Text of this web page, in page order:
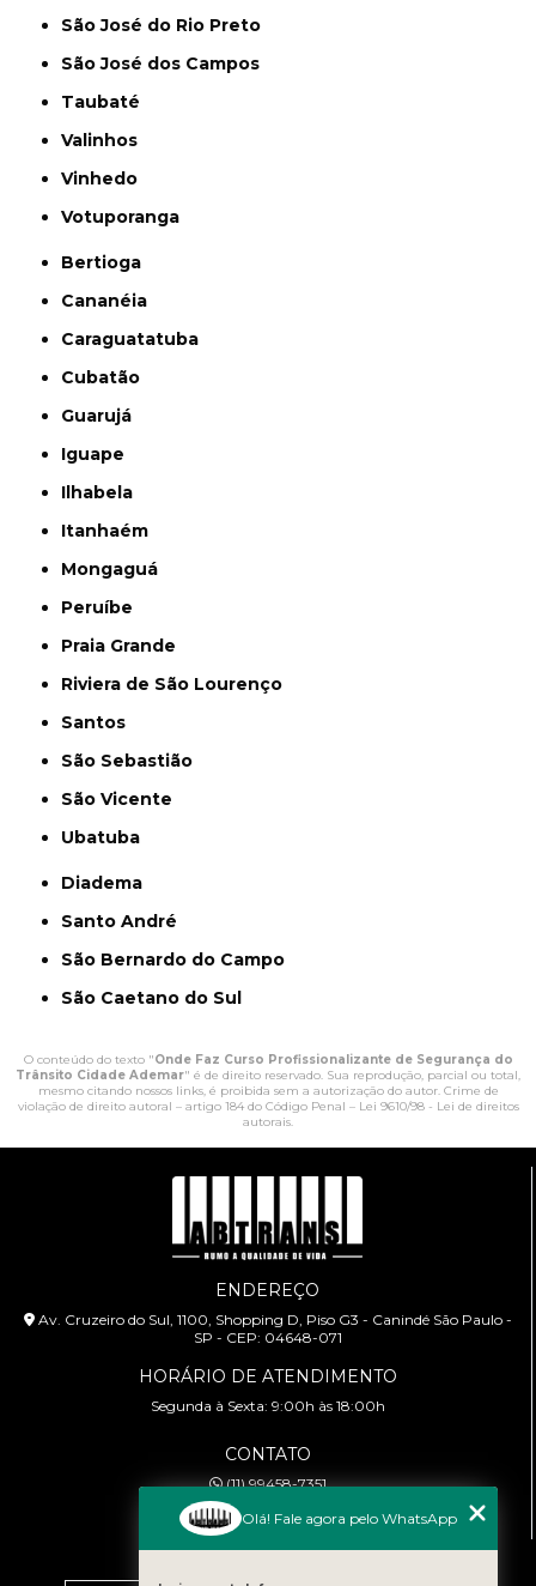
São José do Rio Preto
São José dos Campos
Taubaté
Valinhos
Vinhedo
Votuporanga
Bertioga
Cananéia
Caraguatatuba
Cubatão
Guarujá
Iguape
Ilhabela
Itanhaém
Mongaguá
Peruíbe
Praia Grande
Riviera de São Lourenço
Santos
São Sebastião
São Vicente
Ubatuba
Diadema
Santo André
São Bernardo do Campo
São Caetano do Sul
O conteúdo do texto "Onde Faz Curso Profissionalizante de Segurança do
Trânsito Cidade Ademar" é de direito reservado. Sua reprodução, parcial ou total,
mesmo citando nossos links, é proibida sem a autorização do autor. Crime de
violação de direito autoral – artigo 184 do Código Penal – Lei 9610/98 - Lei de direitos
autorais.
ENDEREÇO
Av. Cruzeiro do Sul, 1100, Shopping D, Piso G3 - Canindé São Paulo -
SP - CEP: 04648-071
HORÁRIO DE ATENDIMENTO
Segunda à Sexta: 9:00h às 18:00h
CONTATO
(11) 99458-7351
cursoabtrans@gmail.com
Olá! Fale agora pelo WhatsApp